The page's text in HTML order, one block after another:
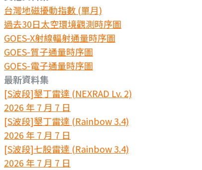
台灣地磁擾動指數 (單月)
過去30日太空環境觀測時序圖
GOES-X射線輻射通量時序圖
GOES-質子通量時序圖
GOES-電子通量時序圖
最新資料集
[S波段]墾丁雷達 (NEXRAD Lv. 2)
2026 年 7 月 7 日
[S波段]墾丁雷達 (Rainbow 3.4)
2026 年 7 月 7 日
[S波段]七股雷達 (Rainbow 3.4)
2026 年 7 月 7 日